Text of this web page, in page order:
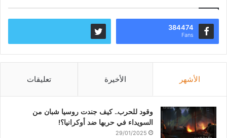
384474
Fans
الأشهر الأخيرة تعليقات
وقود للحرب.. كيف جندت روسيا شبان من
السويداء في حربها ضد أوكرانيا؟!
29/01/2025